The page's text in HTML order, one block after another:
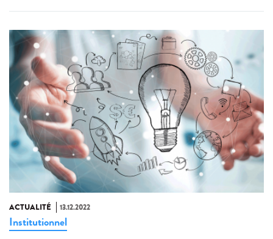
ACTUALITÉ 13.12.2022
Institutionnel